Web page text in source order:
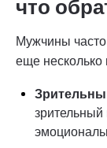
что
Мужчины
еще несколько